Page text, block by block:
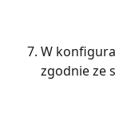
W
zgodnie ze